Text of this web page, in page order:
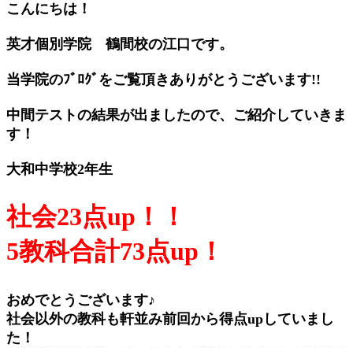
こんにちは！
英才個別学院 鶴間校の江口です。
当学院のﾌﾞﾛｸﾞをご覧頂きありがとうございます!!
中間テストの結果が出ましたので、ご紹介していきま
す！
大和中学校2年生
社会23点up！！
5教科合計73点up！
おめでとうございます♪
社会以外の教科も軒並み前回から得点upしていまし
た！